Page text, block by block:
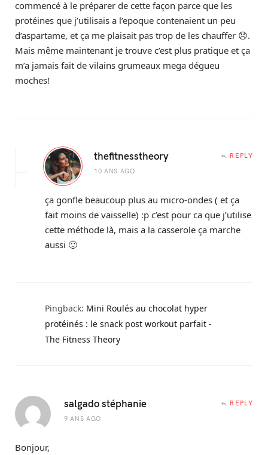
commencé à le préparer de cette façon parce que les
protéines que j’utilisais a l’epoque contenaient un peu
d’aspartame, et ça me plaisait pas trop de les chauffer 😞.
Mais même maintenant je trouve c’est plus pratique et ça
m’a jamais fait de vilains grumeaux mega dégueu
moches!
thefitnesstheory
10 ANS AGO
REPLY
ça gonfle beaucoup plus au micro-ondes ( et ça
fait moins de vaisselle) :p c’est pour ca que j’utilise
cette méthode là, mais a la casserole ça marche
aussi 🙂
Pingback: Mini Roulés au chocolat hyper
protéinés : le snack post workout parfait -
The Fitness Theory
salgado stéphanie
9 ANS AGO
REPLY
Bonjour,